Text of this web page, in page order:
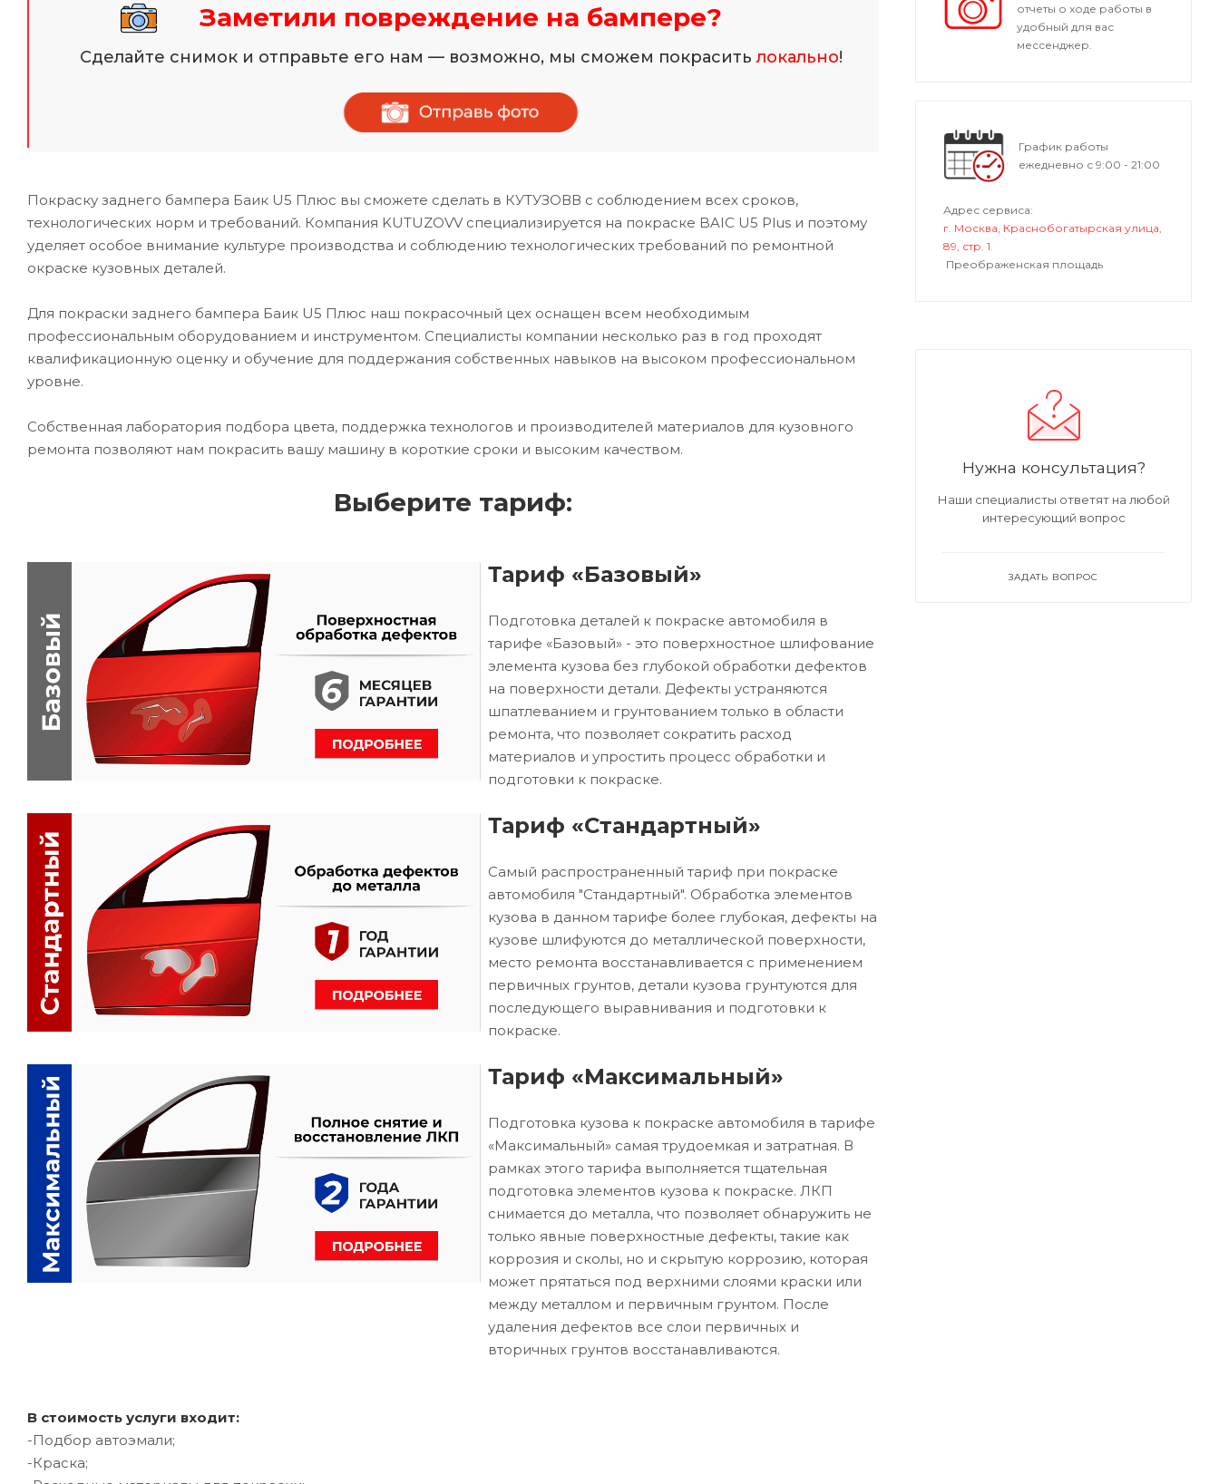
Заметили повреждение на бампере?
Сделайте снимок и отправьте его нам — возможно, мы сможем покраситьлокально!
Покраску заднего бампера Баик U5 Плюс вы сможете сделать в КУТУЗОВВ с соблюдением всех сроков,
технологических норм и требований. Компания KUTUZOVV специализируется на покраске BAIC U5 Plus и поэтому
уделяет особое внимание культуре производства и соблюдению технологических требований по ремонтной
окраске кузовных деталей.
Для покраски заднего бампера Баик U5 Плюс наш покрасочный цех оснащен всем необходимым
профессиональным оборудованием и инструментом. Специалисты компании несколько раз в год проходят
квалификационную оценку и обучение для поддержания собственных навыков на высоком профессиональном
уровне.
Собственная лаборатория подбора цвета, поддержка технологов и производителей материалов для кузовного
ремонта позволяют нам покрасить вашу машину в короткие сроки и высоким качеством.
Выберите тариф:
Тариф «Базовый»
Подготовка деталей к покраске автомобиля в
тарифе «Базовый» - это поверхностное шлифование
элемента кузова без глубокой обработки дефектов
на поверхности детали. Дефекты устраняются
шпатлеванием и грунтованием только в области
ремонта, что позволяет сократить расход
материалов и упростить процесс обработки и
подготовки к покраске.
Тариф «Стандартный»
Самый распространенный тариф при покраске
автомобиля "Стандартный". Обработка элементов
кузова в данном тарифе более глубокая, дефекты на
кузове шлифуются до металлической поверхности,
место ремонта восстанавливается с применением
первичных грунтов, детали кузова грунтуются для
последующего выравнивания и подготовки к
покраске.
Тариф «Максимальный»
Подготовка кузова к покраске автомобиля в тарифе
«Максимальный» самая трудоемкая и затратная. В
рамках этого тарифа выполняется тщательная
подготовка элементов кузова к покраске. ЛКП
снимается до металла, что позволяет обнаружить не
только явные поверхностные дефекты, такие как
коррозия и сколы, но и скрытую коррозию, которая
может прятаться под верхними слоями краски или
между металлом и первичным грунтом. После
удаления дефектов все слои первичных и
вторичных грунтов восстанавливаются.
В стоимость услуги входит:
-Подбор автоэмали;
-Краска;
отчеты о ходе работы в
удобный для вас
мессенджер.
График работы
ежедневно с 9:00 - 21:00
Адрес сервиса:
г. Москва, Краснобогатырская улица,
89, стр. 1.
Преображенская площадь
Нужна консультация?
Наши специалисты ответят на любой
интересующий вопрос
ЗАДАТЬ ВОПРОС